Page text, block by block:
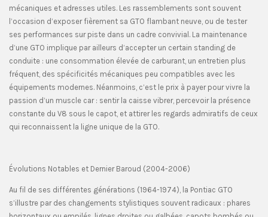
mécaniques et adresses utiles. Les rassemblements sont souvent
l’occasion d’exposer fièrement sa GTO flambant neuve, ou de tester
ses performances sur piste dans un cadre convivial. La maintenance
d’une GTO implique par ailleurs d’accepter un certain standing de
conduite : une consommation élevée de carburant, un entretien plus
fréquent, des spécificités mécaniques peu compatibles avec les
équipements modernes. Néanmoins, c’est le prix à payer pour vivre la
passion d’un muscle car : sentir la caisse vibrer, percevoir la présence
constante du V8 sous le capot, et attirer les regards admiratifs de ceux
qui reconnaissent la ligne unique de la GTO.
Évolutions Notables et Dernier Baroud (2004-2006)
Au fil de ses différentes générations (1964-1974), la Pontiac GTO
s’illustre par des changements stylistiques souvent radicaux : phares